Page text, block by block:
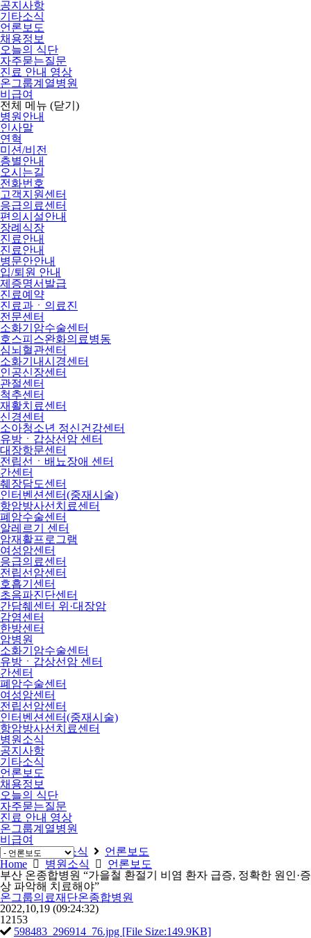
공지사항
기타소식
언론보도
채용정보
오늘의 식단
자주묻는질문
진료 안내 영상
온그룹계열병원
비급여
전체 메뉴 (닫기)
병원안내
인사말
연혁
미션/비전
층별안내
오시는길
전화번호
고객지원센터
응급의료센터
편의시설안내
장례식장
진료안내
진료안내
병문안안내
입/퇴원 안내
제증명서발급
진료예약
진료과ㆍ의료진
전문센터
소화기암수술센터
호스피스완화의료병동
심뇌혈관센터
소화기내시경센터
인공신장센터
관절센터
척추센터
재활치료센터
신경센터
소아청소년 정신건강센터
유방ㆍ갑상선암 센터
대장항문센터
전립선ㆍ배뇨장애 센터
간센터
췌장담도센터
인터벤션센터(중재시술)
항암방사선치료센터
폐암수술센터
알레르기 센터
암재활프로그램
여성암센터
응급의료센터
전립선암센터
호흡기센터
초음파진단센터
간담췌센터 위·대장암
감염센터
한방센터
암병원
소화기암수술센터
유방ㆍ갑상선암 센터
간센터
폐암수술센터
여성암센터
전립선암센터
인터벤션센터(중재시술)
항암방사선치료센터
병원소식
공지사항
기타소식
언론보도
채용정보
오늘의 식단
자주묻는질문
진료 안내 영상
온그룹계열병원
비급여
Home
병원소식
언론보도
Home
병원소식
언론보도
부산 온종합병원 “가을철 환절기 비염 환자 급증, 정확한 원인·증
상 파악해 치료해야”
온그룹의료재단온종합병원
2022,10,19 (09:24:32)
12153
598483_296914_76.jpg [File Size:149.9KB]